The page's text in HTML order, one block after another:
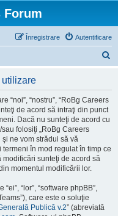
Forum
Autentificare
Înregistrare
utilizare
“noi”, “nostru”, “RoBg Careers
de acord să intraţi din punct
Dacă nu sunteţi de acord cu
folosiţi „RoBg Careers
şi ne vom strădui să vă
în mod regulat în timp ce
modificări sunteţi de acord să
momentul modificării lor.
“lor”, “software phpBB”,
care este o soluţie
Publică v.2” (abreviată